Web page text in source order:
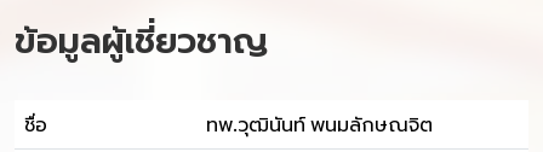
ข้อมูลผู้เชี่ยวชาญ
ชื่อ ทพ.วุฒินันท์ พนมลักษณจิต